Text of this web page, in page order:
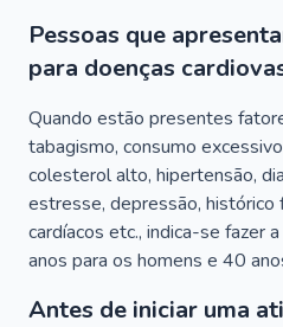
Pessoas que
para doenças
Quando estão presentes
tabagismo, consumo
colesterol alto, hipertensão,
estresse, depressão, histórico
cardíacos etc., indica-se fazer
anos para os homens e 40
Antes de iniciar uma